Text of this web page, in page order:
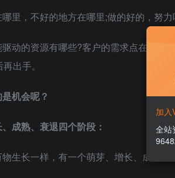
里，不好的地方在哪里;做的好的，努力
动的资源有哪些?客户的需求点在哪里
出手。
机会呢？
成熟、衰退四个阶段：
生长一样，有一个萌芽、增长、成熟、
加入
全站